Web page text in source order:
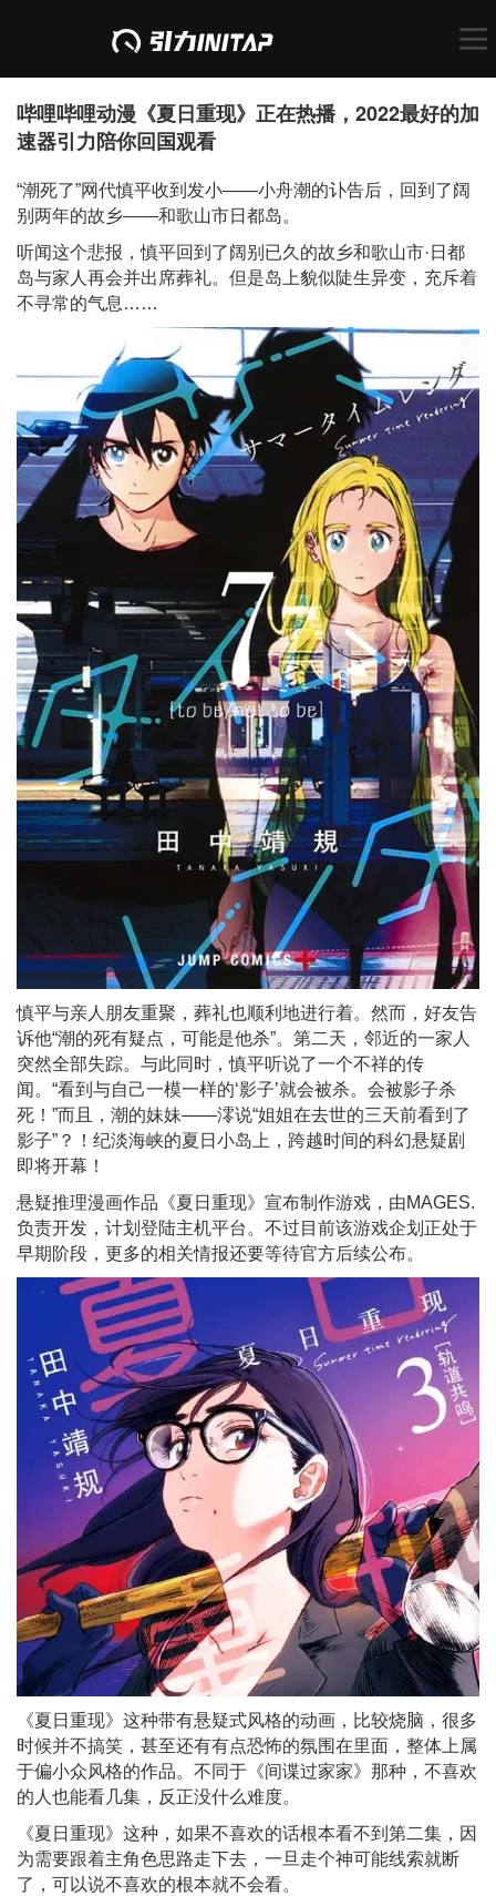
哔哩哔哩动漫《夏日重现》正在热播，2022最好的加
速器引力陪你回国观看
“潮死了”网代慎平收到发小——小舟潮的讣告后，回到了阔
别两年的故乡——和歌山市日都岛。
听闻这个悲报，慎平回到了阔别已久的故乡和歌山市·日都
岛与家人再会并出席葬礼。但是岛上貌似陡生异变，充斥着
不寻常的气息……
慎平与亲人朋友重聚，葬礼也顺利地进行着。然而，好友告
诉他“潮的死有疑点，可能是他杀”。第二天，邻近的一家人
突然全部失踪。与此同时，慎平听说了一个不祥的传
闻。“看到与自己一模一样的‘影子’就会被杀。会被影子杀
死！”而且，潮的妹妹——澪说“姐姐在去世的三天前看到了
影子”？！纪淡海峡的夏日小岛上，跨越时间的科幻悬疑剧
即将开幕！
悬疑推理漫画作品《夏日重现》宣布制作游戏，由MAGES.
负责开发，计划登陆主机平台。不过目前该游戏企划正处于
早期阶段，更多的相关情报还要等待官方后续公布。
《夏日重现》这种带有悬疑式风格的动画，比较烧脑，很多
时候并不搞笑，甚至还有有点恐怖的氛围在里面，整体上属
于偏小众风格的作品。不同于《间谍过家家》那种，不喜欢
的人也能看几集，反正没什么难度。
《夏日重现》这种，如果不喜欢的话根本看不到第二集，因
为需要跟着主角色思路走下去，一旦走个神可能线索就断
了，可以说不喜欢的根本就不会看。